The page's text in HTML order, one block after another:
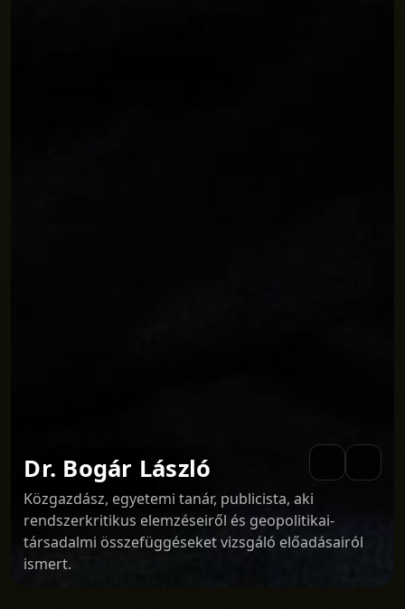
Dr. Bogár László
Közgazdász, egyetemi tanár, publicista, aki
rendszerkritikus elemzéseiről és geopolitikai-
társadalmi összefüggéseket vizsgáló előadásairól
ismert.